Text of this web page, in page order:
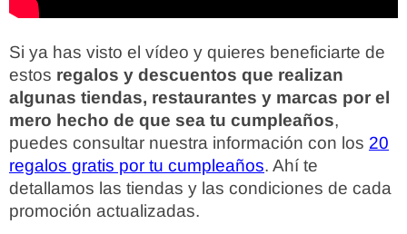
Si ya has visto el vídeo y quieres beneficiarte de
estos regalos y descuentos que realizan
algunas tiendas, restaurantes y marcas por el
mero hecho de que sea tu cumpleaños,
puedes consultar nuestra información con los 20
regalos gratis por tu cumpleaños. Ahí te
detallamos las tiendas y las condiciones de cada
promoción actualizadas.